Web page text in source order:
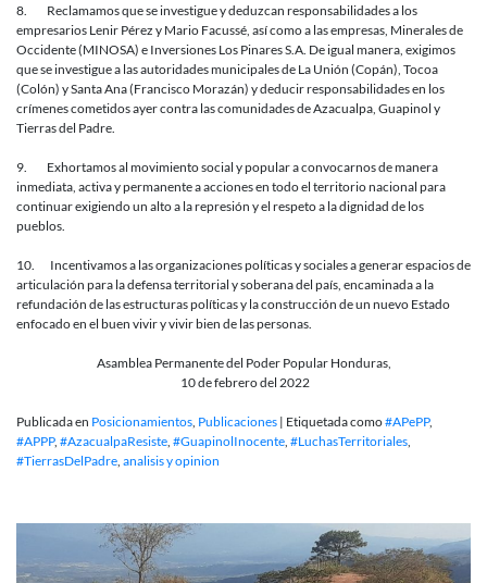
8. Reclamamos que se investigue y deduzcan responsabilidades a los
empresarios Lenir Pérez y Mario Facussé, así como a las empresas, Minerales de
Occidente (MINOSA) e Inversiones Los Pinares S.A. De igual manera, exigimos
que se investigue a las autoridades municipales de La Unión (Copán), Tocoa
(Colón) y Santa Ana (Francisco Morazán) y deducir responsabilidades en los
crímenes cometidos ayer contra las comunidades de Azacualpa, Guapinol y
Tierras del Padre.
9. Exhortamos al movimiento social y popular a convocarnos de manera
inmediata, activa y permanente a acciones en todo el territorio nacional para
continuar exigiendo un alto a la represión y el respeto a la dignidad de los
pueblos.
10. Incentivamos a las organizaciones políticas y sociales a generar espacios de
articulación para la defensa territorial y soberana del país, encaminada a la
refundación de las estructuras políticas y la construcción de un nuevo Estado
enfocado en el buen vivir y vivir bien de las personas.
Asamblea Permanente del Poder Popular Honduras,
10 de febrero del 2022
Publicada en Posicionamientos Publicaciones | Etiquetada como#APePP,
#APPP, #AzacualpaResiste #GuapinolInocente #LuchasTerritoriales
#TierrasDelPadre analisis y opinion